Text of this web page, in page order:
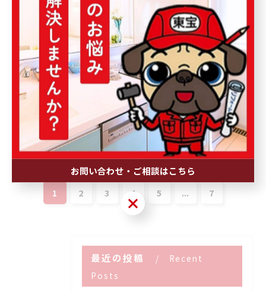
リフォーム設計で実現する和歌山県田辺
市の快適な住まいづくり徹底ガイド
2026/06/12
リフォーム比較で賢く選ぶ和歌山県田辺
市の会社と費用の見極め方
2026/06/05
1 2 3 4 5 ... 7
最近の投稿
Recent
Posts
お問い合わせ・ご相談はこちら
お問い合わせ・ご相談はこちら